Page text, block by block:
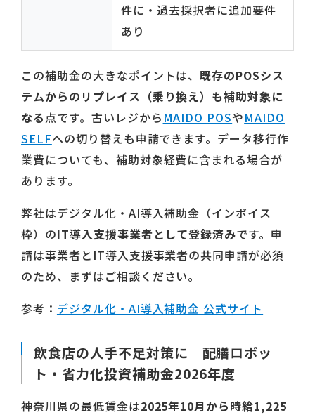
件に・過去採択者に追加要件
あり
この補助金の大きなポイントは、既存のPOSシス
テムからのリプレイス（乗り換え）も補助対象に
なる 点です。古いレジから MAIDO POSやMAIDO
SELFへの切り替えも申請できます。データ移行作
業費についても、補助対象経費に含まれる場合が
あります。
弊社はデジタル化・AI導入補助金（インボイス
枠）のIT導入支援事業者として登録済みです。申
請は事業者とIT導入支援事業者の共同申請が必須
のため、まずはご相談ください。
参考： デジタル化・AI導入補助金 公式サイト
飲食店の人手不足対策に｜配膳ロボッ
ト・省力化投資補助金2026年度
神奈川県の最低賃金は2025年10月から時給1,225